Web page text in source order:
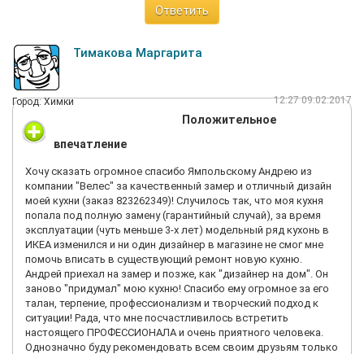
Ответить
Тимакова Маргарита
Город: Химки 12:27 09.02.2017
Положительное
впечатление
Хочу сказать огромное спасибо Ямпольскому Андрею из
компании "Велес" за качественный замер и отличный дизайн
моей кухни (заказ 823262349)! Случилось так, что моя кухня
попала под полную замену (гарантийный случай), за время
эксплуатации (чуть меньше 3-х лет) модельный ряд кухонь в
ИКЕА изменился и ни один дизайнер в магазине не смог мне
помочь вписать в существующий ремонт новую кухню.
Андрей приехал на замер и позже, как "дизайнер на дом". Он
заново "придумал" мою кухню! Спасибо ему огромное за его
талан, терпение, профессионализм и творческий подход к
ситуации! Рада, что мне посчастливилось встретить
настоящего ПРОФЕССИОНАЛА и очень приятного человека.
Однозначно буду рекомендовать всем своим друзьям только